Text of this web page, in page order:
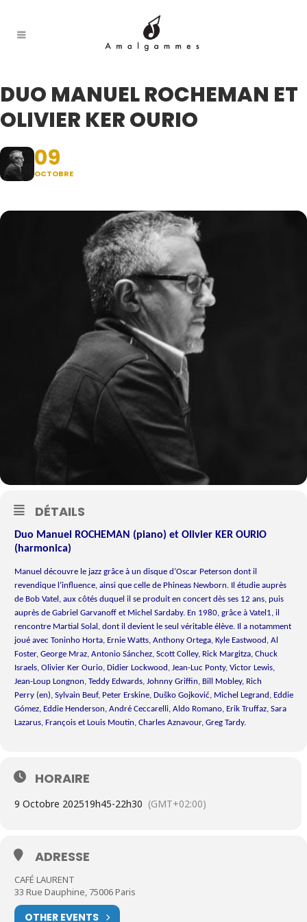
DUO MANUEL ROCHEMAN ET
OLIVIER KER OURIO
09
OCTOBRE
DÉTAILS
Duo Manuel ROCHEMAN (piano) et Olivier KER OURIO
(harmonica)
Manuel découvre le jazz grâce à un disque d’Oscar Peterson dont il
revendique l’influence, ainsi que celle de Phineas Newborn. Il étudie auprès
de Bob Vatel, aux côtés duquel il se produit en concert dès ses 12 ans, puis
auprès de Gabriel Garvanoff et Michel Sardaby. En 1980, grâce à Vatel1, il
rencontre Martial Solal, dont il devient le seul véritable élève. Il a notamment
joué avec Toninho Horta, Ernie Watts, Anthony Ortega, Kyle Eastwood, Al
Foster, George Mraz, Antonio Sánchez, Scott Colley, Rick Margitza, Chuck
Israels, Olivier Ker Ourio, Didier Lockwood, Jean-Luc Ponty, Victor Lewis,
Jean-Loup Longnon, Teddy Edwards, Johnny Griffin, Bill Mobley, Rich
Perry (en), Sylvain Beuf, Peter Erskine, Duško Gojković, Michel Legrand, Eddie
Gómez, Eddie Henderson, André Ceccarelli, Aldo Romano, Erik Truffaz, Sara
Lazarus, François et Louis Moutin, Charles Aznavour, Greg Tardy.
HORAIRE
9 Octobre 202519h45-22h30 (GMT+02:00)
ADRESSE
CAFÉ LAURENT
33 Rue Dauphine, 75006 Paris
OTHER EVENTS